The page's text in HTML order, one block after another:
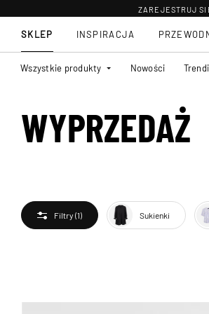
ZAREJESTRUJ
SKLEP
Wszystkie produkty Nowości
INSPIRACJA
WYPRZEDAŻ
Filtry (1) Sukienki